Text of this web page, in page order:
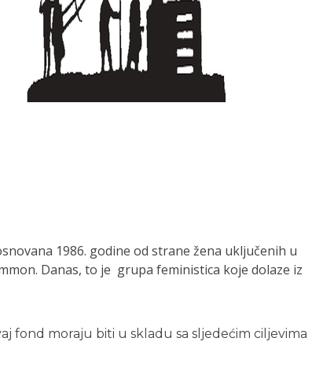
1986. godine od strane žena uključenih u
Danas, to je grupa feministica koje dolaze iz
fond moraju biti u skladu sa sljedećim ciljevima